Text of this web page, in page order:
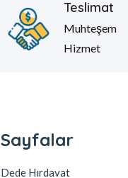
Teslimat
Muhteşem
Hizmet
Sayfalar
Dede Hırdavat